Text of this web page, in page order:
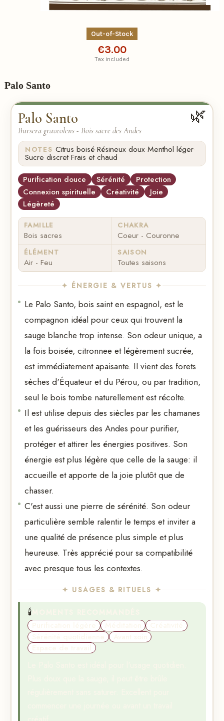
Out-of-Stock
€3.00
Tax included
Palo Santo
Palo Santo
Bursera graveolens - Bois sacre des Andes
🌿
NOTES Citrus boisé·Résineux doux·Menthol léger·
Sucre discret·Frais et chaud
Purification douce Sérénité
Protection
Connexion spirituelle
Créativité
Joie
Légèreté
FAMILLE
Bois sacres
CHAKRA
Coeur - Couronne
ÉLÉMENT
Air - Feu
SAISON
Toutes saisons
✦ ÉNERGIE & VERTUS ✦
Le Palo Santo, bois saint en espagnol, est le
compagnon idéal pour ceux qui trouvent la
sauge blanche trop intense. Son odeur unique, a
la fois boisée, citronnee et légèrement sucrée,
est immédiatement apaisante. Il vient des forets
sèches d'Équateur et du Pérou, ou par tradition,
seul le bois tombe naturellement est récolte.
Il est utilise depuis des siècles par les chamanes
et les guérisseurs des Andes pour purifier,
protéger et attirer les énergies positives. Son
énergie est plus légère que celle de la sauge: il
accueille et apporte de la joie plutôt que de
chasser.
C'est aussi une pierre de sérénité. Son odeur
particulière semble ralentir le temps et inviter a
une qualité de présence plus simple et plus
heureuse. Très apprécié pour sa compatibilité
avec presque tous les contextes.
✦ USAGES & RITUELS ✦
🕯️